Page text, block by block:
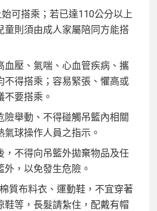
可搭乘；若已達110公分以上
童則須由成人家屬陪同方能搭
血壓、氣喘、心血管疾病、攜
不得搭乘；容易緊張、懼高或
不要搭乘。
險舉動、不得碰觸吊籃內相關
球操作人員之指示。
，不得向吊籃外拋棄物品及任
外，以免發生危險。
質布料衣、運動鞋，不宜穿著
鞋等，長髮請紮住，配戴有帽